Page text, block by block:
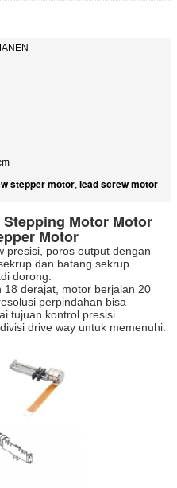
stepper motor, lead screw motor
Motor Motor
Motor
presisi, poros output dengan
dan batang sekrup
dorong.
derajat, motor berjalan 20
perpindahan bisa
tujuan kontrol presisi.
drive way untuk memenuhi.